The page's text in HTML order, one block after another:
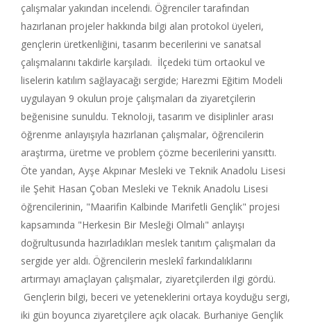
çalışmalar yakından incelendi. Öğrenciler tarafından
hazırlanan projeler hakkında bilgi alan protokol üyeleri,
gençlerin üretkenliğini, tasarım becerilerini ve sanatsal
çalışmalarını takdirle karşıladı. İlçedeki tüm ortaokul ve
liselerin katılım sağlayacağı sergide; Harezmi Eğitim Modeli
uygulayan 9 okulun proje çalışmaları da ziyaretçilerin
beğenisine sunuldu. Teknoloji, tasarım ve disiplinler arası
öğrenme anlayışıyla hazırlanan çalışmalar, öğrencilerin
araştırma, üretme ve problem çözme becerilerini yansıttı.
Öte yandan, Ayşe Akpınar Mesleki ve Teknik Anadolu Lisesi
ile Şehit Hasan Çoban Mesleki ve Teknik Anadolu Lisesi
öğrencilerinin, "Maarifin Kalbinde Marifetli Gençlik" projesi
kapsamında "Herkesin Bir Mesleği Olmalı" anlayışı
doğrultusunda hazırladıkları meslek tanıtım çalışmaları da
sergide yer aldı. Öğrencilerin meslekî farkındalıklarını
artırmayı amaçlayan çalışmalar, ziyaretçilerden ilgi gördü.
Gençlerin bilgi, beceri ve yeteneklerini ortaya koyduğu sergi,
iki gün boyunca ziyaretçilere açık olacak. Burhaniye Gençlik